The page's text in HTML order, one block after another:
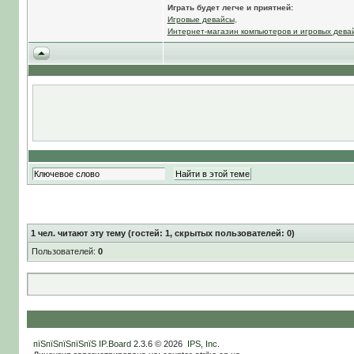
Играть будет легче и приятней:
Игровые девайсы,
Интернет-магазин компьютеров и игровых
1 чел. читают эту тему (гостей: 1, скрытых пользователей: 0)
Пользователей: 0
пїЅпїЅпїЅпїЅпїЅ IP.Board2.3.6 © 2026 IPS, Inc